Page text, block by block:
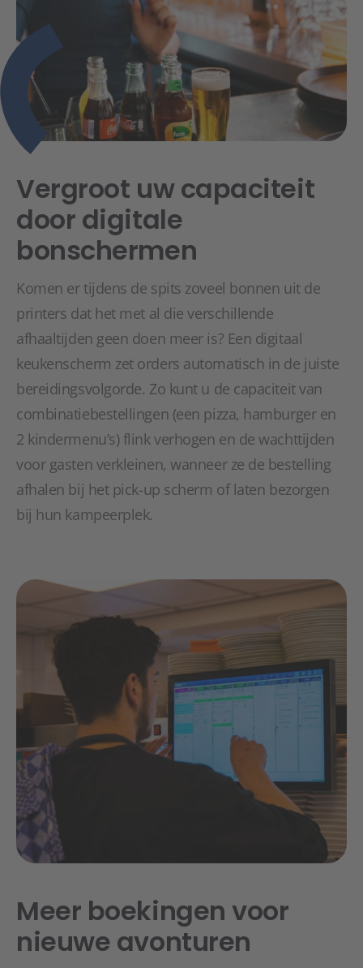
Vergroot uw capaciteit
door digitale
bonschermen
Komen er tijdens de spits zoveel bonnen uit de
printers dat het met al die verschillende
afhaaltijden geen doen meer is? Een digitaal
keukenscherm zet orders automatisch in de juiste
bereidingsvolgorde. Zo kunt u de capaciteit van
combinatiebestellingen (een pizza, hamburger en
2 kindermenu’s) flink verhogen en de wachttijden
voor gasten verkleinen, wanneer ze de bestelling
afhalen bij het pick-up scherm of laten bezorgen
bij hun kampeerplek.
Meer boekingen voor
nieuwe avonturen